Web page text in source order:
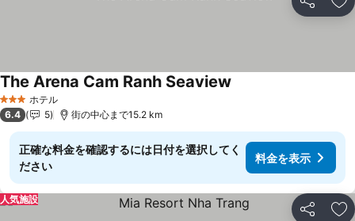
シェア お
3 ホテルのランク
ホテル
The Arena Cam Ranh Seaview
6.4 5 街の中心まで15.2 km
正確な料金を確認するには日付を選択してく
ださい
料金を表示
シェア お
人気施設